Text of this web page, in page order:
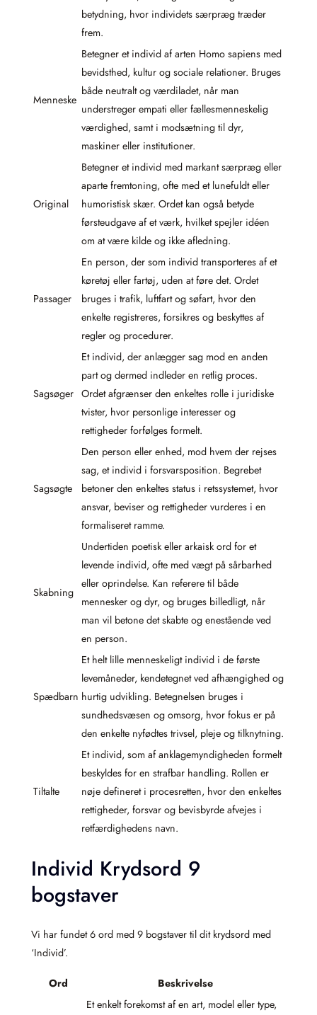
betydning, hvor individets særpræg træder
frem.
Menneske
Betegner et individ af arten Homo sapiens med
bevidsthed, kultur og sociale relationer. Bruges
både neutralt og værdiladet, når man
understreger empati eller fællesmenneskelig
værdighed, samt i modsætning til dyr,
maskiner eller institutioner.
Original
Betegner et individ med markant særpræg eller
aparte fremtoning, ofte med et lunefuldt eller
humoristisk skær. Ordet kan også betyde
førsteudgave af et værk, hvilket spejler idéen
om at være kilde og ikke afledning.
Passager
En person, der som individ transporteres af et
køretøj eller fartøj, uden at føre det. Ordet
bruges i trafik, luftfart og søfart, hvor den
enkelte registreres, forsikres og beskyttes af
regler og procedurer.
Sagsøger
Et individ, der anlægger sag mod en anden
part og dermed indleder en retlig proces.
Ordet afgrænser den enkeltes rolle i juridiske
tvister, hvor personlige interesser og
rettigheder forfølges formelt.
Sagsøgte
Den person eller enhed, mod hvem der rejses
sag, et individ i forsvarsposition. Begrebet
betoner den enkeltes status i retssystemet, hvor
ansvar, beviser og rettigheder vurderes i en
formaliseret ramme.
Skabning
Undertiden poetisk eller arkaisk ord for et
levende individ, ofte med vægt på sårbarhed
eller oprindelse. Kan referere til både
mennesker og dyr, og bruges billedligt, når
man vil betone det skabte og enestående ved
en person.
Spædbarn
Et helt lille menneskeligt individ i de første
levemåneder, kendetegnet ved afhængighed og
hurtig udvikling. Betegnelsen bruges i
sundhedsvæsen og omsorg, hvor fokus er på
den enkelte nyfødtes trivsel, pleje og tilknytning.
Tiltalte
Et individ, som af anklagemyndigheden formelt
beskyldes for en strafbar handling. Rollen er
nøje defineret i procesretten, hvor den enkeltes
rettigheder, forsvar og bevisbyrde afvejes i
retfærdighedens navn.
Individ Krydsord 9
bogstaver
Vi har fundet 6 ord med 9 bogstaver til dit krydsord med
‘Individ’.
Ord Beskrivelse
Et enkelt forekomst af en art, model eller type,